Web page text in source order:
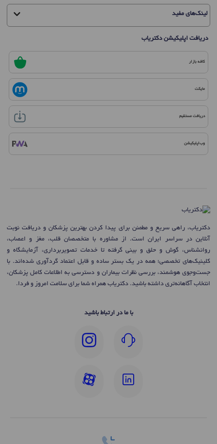
لینک‌های مفید
دریافت اپلیکیشن دکتریاب
کافه بازار
مایکت
دریافت مستقیم
وب‌اپلیکیشن
دکتریاب، راهی سریع و مطمئن برای پیدا کردن بهترین پزشکان و دریافت نوبت
آنلاین در سراسر ایران است. از مشاوره با متخصصان قلب، مغز و اعصاب،
روانشناس، گوش و حلق و بینی گرفته تا خدمات تصویربرداری، آزمایشگاه و
کلینیک‌های تخصصی؛ همه در یک بستر ساده و قابل اعتماد گردآوری شده‌اند. با
جست‌وجوی هوشمند، بررسی نظرات بیماران و دسترسی به اطلاعات کامل پزشکان،
انتخاب آگاهانه‌تری داشته باشید. دکتریاب همراه شما برای سلامت امروز و فردا.
با ما در ارتباط باشید